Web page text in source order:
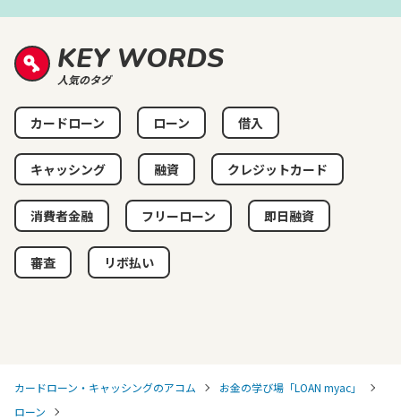
KEY WORDS
人気のタグ
カードローン ローン 借入
キャッシング 融資 クレジットカード
消費者金融 フリーローン 即日融資
審査 リボ払い
カードローン・キャッシングのアコム
お金の学び場「LOAN myac」
ローン